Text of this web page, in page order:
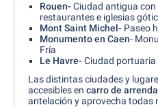
Rouen- Ciudad antigua
restaurantes e iglesias
Mont Saint Michel- Paseo
Monumento en Caen-
Fría
Le Havre- Ciudad portuaria
Las distintas ciudades y
accesibles en carro de
antelación y aprovecha todas